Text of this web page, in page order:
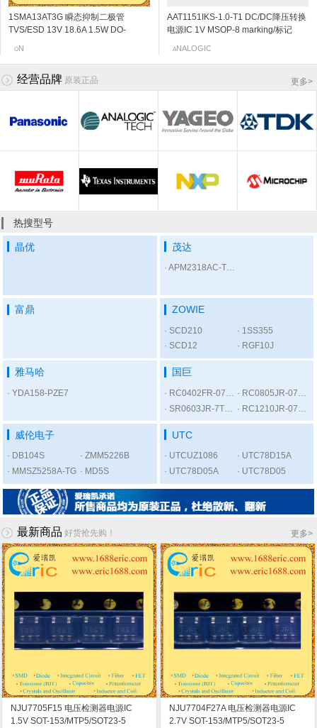
1SMA13AT3G 瞬态抑制二极管
TVS/ESD 13V 18.6A 1.5W DO-
ON
AAT1151IKS-1.0-T1 DC/DC降压转换
电源IC 1V MSOP-8 marking/标记
ANALOGIC
2SC5108-Y NPN三极管 20V 30mA
6Ghz 120~240 SOT-523/SSM
TOSHIBA
2SC4666 NPN三极管 50V
150mA/0.15A 250MHz 600~3600
TOSHIBA
小功率电感 0805CS-680XKBC 6n
0805-68N
coilcraft线艺
小功率电感 0805HS-680TKBC 68nH
0805-68N
coilcraft线艺
2SK3230 N沟道结型场效应管 20v
0.06~0.11mA SOT-523 marking/标记
NEC
2SK198-Q N沟道结型场效应管 30v
2~6mA SOT-23 marking/标记 10Q 低
Panasonic
更多>
经营品牌 原装正品
热搜型号
晶优 茂达
APM2318AC-TRL
富鼎 ZOWIE
SCD210
1SS355
SCD12
RGF10J
雅马哈
YDA158-PZE7
国巨
RC0402FR-07300RL
RC0805JR-075K6L
SR0603JR-7T1KL
RC1210JR-0756RL
威伦电子
DB104S
ZMM5226B
MMSZ5258A-TG
MD5S
UTC
UTCUZ1086
UTC78D15A
UTC78D05A
UTC78D05
更多>
最新商品 好货抢先购！
NJU7705F15 电压检测器电源IC
1.5V SOT-153/MTP5/SOT23-5
NJU7704F27A 电压检测器电源IC
2.7V SOT-153/MTP5/SOT23-5